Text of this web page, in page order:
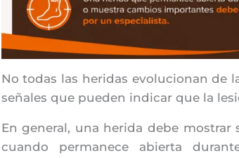
No todas las heridas evolucionan de
señales que pueden indicar que la
En general, una herida debe
cuando permanece abierta